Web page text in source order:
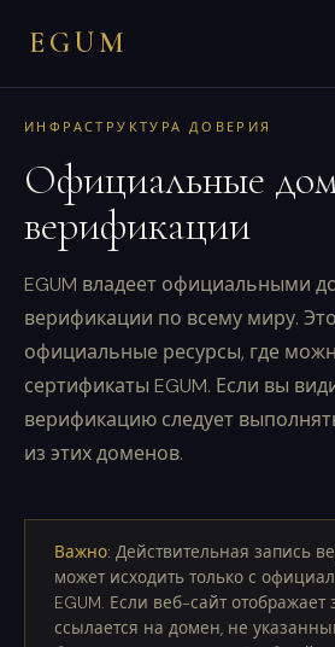
EGUM
ИНФРАСТРУКТУРА ДОВЕРИЯ
Официальные
верификации
EGUM владеет официальными
верификации по всему миру.
официальные ресурсы, где
сертификаты EGUM. Если вы
верификацию следует
из этих доменов.
Важно: Действительная запись
может исходить только с
EGUM. Если веб-сайт отображает
ссылается на домен, не